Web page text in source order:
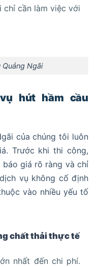
chỉ cần làm việc với
Ngãi
hút hầm cầu
của chúng tôi luôn
Trước khi thi công,
báo giá rõ ràng và chỉ
vụ không cố định
vào nhiều yếu tố
chất thải thực tế
nhất đến chi phí.